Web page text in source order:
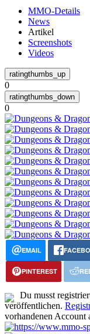
MMO-Details
News
Artikel
Screenshots
Videos
0
0
EMAIL
PINTEREST
Du musst
veröffentlichen.
vorhandenen Account